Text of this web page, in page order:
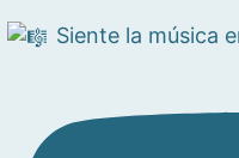
Siente la música